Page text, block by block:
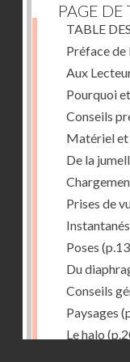
PAGE DE
TABLE
Préface
Aux
Pourquoi
Conseils
Matériel
De la
Prises de
Poses
Du
Conseils
Paysages
Le halo